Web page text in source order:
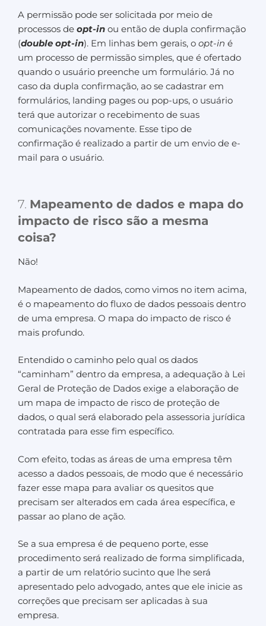
A permissão pode ser solicitada por meio de
processos de opt-in ou então de dupla confirmação
(double opt-in). Em linhas bem gerais, o opt-in é
um processo de permissão simples, que é ofertado
quando o usuário preenche um formulário. Já no
caso da dupla confirmação, ao se cadastrar em
formulários, landing pages ou pop-ups, o usuário
terá que autorizar o recebimento de suas
comunicações novamente. Esse tipo de
confirmação é realizado a partir de um envio de e-
mail para o usuário.
7. Mapeamento de dados e mapa do
impacto de risco são a mesma
coisa?
Não!
Mapeamento de dados, como vimos no item acima,
é o mapeamento do fluxo de dados pessoais dentro
de uma empresa. O mapa do impacto de risco é
mais profundo.
Entendido o caminho pelo qual os dados
“caminham” dentro da empresa, a adequação à Lei
Geral de Proteção de Dados exige a elaboração de
um mapa de impacto de risco de proteção de
dados, o qual será elaborado pela assessoria jurídica
contratada para esse fim específico.
Com efeito, todas as áreas de uma empresa têm
acesso a dados pessoais, de modo que é necessário
fazer esse mapa para avaliar os quesitos que
precisam ser alterados em cada área específica, e
passar ao plano de ação.
Se a sua empresa é de pequeno porte, esse
procedimento será realizado de forma simplificada,
a partir de um relatório sucinto que lhe será
apresentado pelo advogado, antes que ele inicie as
correções que precisam ser aplicadas à sua
empresa.